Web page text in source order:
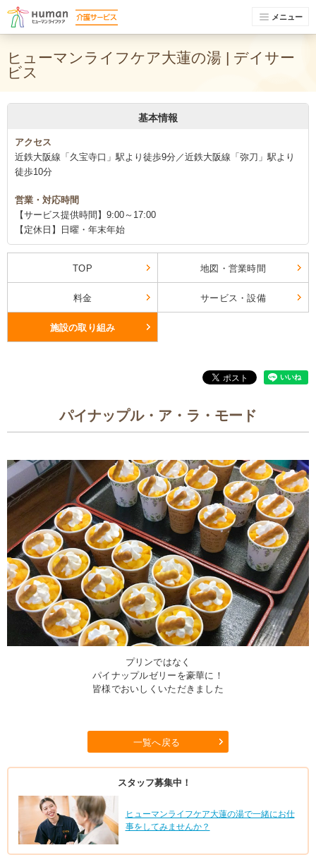
メニュー
ヒューマンライフケア大蓮の湯 | デイサー
ビス
基本情報
アクセス
近鉄大阪線「久宝寺口」駅より徒歩9分／近鉄大阪線「弥刀」駅より
徒歩10分
営業・対応時間
【サービス提供時間】9:00～17:00
【定休日】日曜・年末年始
TOP 地図・営業時間
料金 サービス・設備
施設の取り組み
パイナップル・ア・ラ・モード
プリンではなく
パイナップルゼリーを豪華に！
皆様でおいしくいただきました
一覧へ戻る
スタッフ募集中！
ヒューマンライフケア大蓮の湯で一緒にお仕
事をしてみませんか？